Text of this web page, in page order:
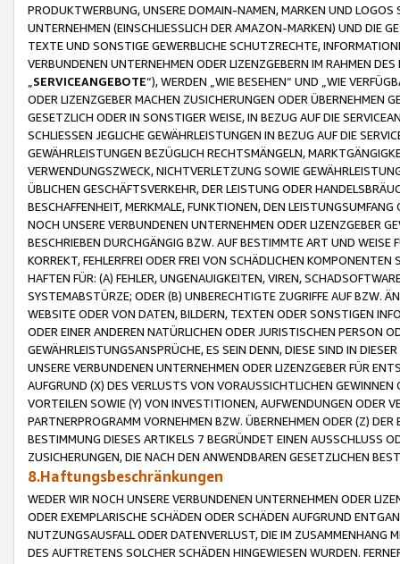
PRODUKTWERBUNG, UNSERE DOMAIN-NAMEN, MARKEN UND
UNTERNEHMEN (EINSCHLIESSLICH DER AMAZON-MARKEN) UND DIE
TEXTE UND SONSTIGE GEWERBLICHE SCHUTZRECHTE,
VERBUNDENEN UNTERNEHMEN ODER LIZENZGEBERN IM RAHMEN
SERVICEANGEBOTE“), WERDEN „WIE BESEHEN“ UND „WIE
ODER LIZENZGEBER MACHEN ZUSICHERUNGEN ODER ÜBERNEHMEN
GESETZLICH ODER IN SONSTIGER WEISE, IN BEZUG AUF DIE
SCHLIESSEN JEGLICHE GEWÄHRLEISTUNGEN IN BEZUG AUF DIE
GEWÄHRLEISTUNGEN BEZÜGLICH RECHTSMÄNGELN,
VERWENDUNGSZWECK, NICHTVERLETZUNG SOWIE
ÜBLICHEN GESCHÄFTSVERKEHR, DER LEISTUNG ODER
BESCHAFFENHEIT, MERKMALE, FUNKTIONEN, DEN
NOCH UNSERE VERBUNDENEN UNTERNEHMEN ODER LIZENZGEBER
BESCHRIEBEN DURCHGÄNGIG BZW. AUF BESTIMMTE ART UND
KORREKT, FEHLERFREI ODER FREI VON SCHÄDLICHEN
HAFTEN FÜR: (A) FEHLER, UNGENAUIGKEITEN, VIREN,
SYSTEMABSTÜRZE; ODER (B) UNBERECHTIGTE ZUGRIFFE AUF BZW.
WEBSITE ODER VON DATEN, BILDERN, TEXTEN ODER SONSTIGEN
ODER EINER ANDEREN NATÜRLICHEN ODER JURISTISCHEN PERSON
GEWÄHRLEISTUNGSANSPRÜCHE, ES SEIN DENN, DIESE SIND IN
UNSERE VERBUNDENEN UNTERNEHMEN ODER LIZENZGEBER FÜR
AUFGRUND (X) DES VERLUSTS VON VORAUSSICHTLICHEN
VORTEILEN SOWIE (Y) VON INVESTITIONEN, AUFWENDUNGEN ODER
PARTNERPROGRAMM VORNEHMEN BZW. ÜBERNEHMEN ODER (Z)
BESTIMMUNG DIESES ARTIKELS 7 BEGRÜNDET EINEN AUSSCHLUSS
ZUSICHERUNGEN, DIE NACH DEN ANWENDBAREN GESETZLICHEN
8.Haftungsbeschränkungen
WEDER WIR NOCH UNSERE VERBUNDENEN UNTERNEHMEN ODER
ODER EXEMPLARISCHE SCHÄDEN ODER SCHÄDEN AUFGRUND
NUTZUNGSAUSFALL ODER DATENVERLUST, DIE IM ZUSAMMENHANG
DES AUFTRETENS SOLCHER SCHÄDEN HINGEWIESEN WURDEN.